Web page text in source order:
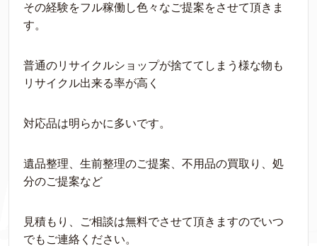
その経験をフル稼働し色々なご提案をさせて頂きま
す。
普通のリサイクルショップが捨ててしまう様な物も
リサイクル出来る率が高く
対応品は明らかに多いです。
遺品整理、生前整理のご提案、不用品の買取り、処
分のご提案など
見積もり、ご相談は無料でさせて頂きますのでいつ
でもご連絡ください。